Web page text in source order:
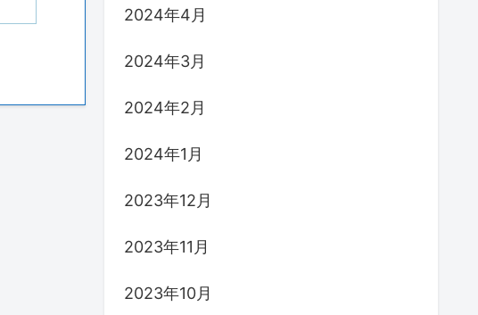
2024年4月
2024年3月
2024年2月
2024年1月
2023年12月
2023年11月
2023年10月